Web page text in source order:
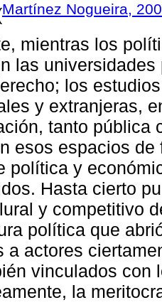
Martínez Nogueira,
mientras los
las
los
y extranjeras,
tanto pública
esos espacios
política y
Hasta cierto
y competitivo
política que
a actores
vinculados con
la